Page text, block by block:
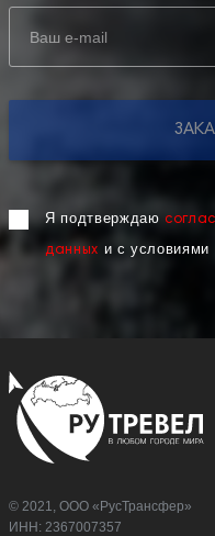
Я подтверждаю
данных и с условиями
© 2021, ООО «РусТрансфер»
ИНН: 2367007357